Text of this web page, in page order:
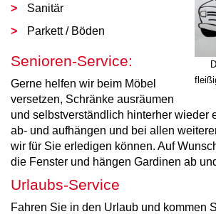
Sanitär
Parkett / Böden
Senioren-Service:
Gerne helfen wir beim Möbel
versetzen, Schränke ausräumen
und selbstverständlich hinterher wieder
ab- und aufhängen und bei allen
wir für Sie erledigen können. Auf
die Fenster und hängen Gardinen ab
Urlaubs-Service
Fahren Sie in den Urlaub und kommen